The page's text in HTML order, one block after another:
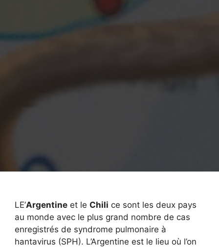
LE’Argentine et le Chili ce sont les deux pays
au monde avec le plus grand nombre de cas
enregistrés de syndrome pulmonaire à
hantavirus (SPH). L’Argentine est le lieu où l’on